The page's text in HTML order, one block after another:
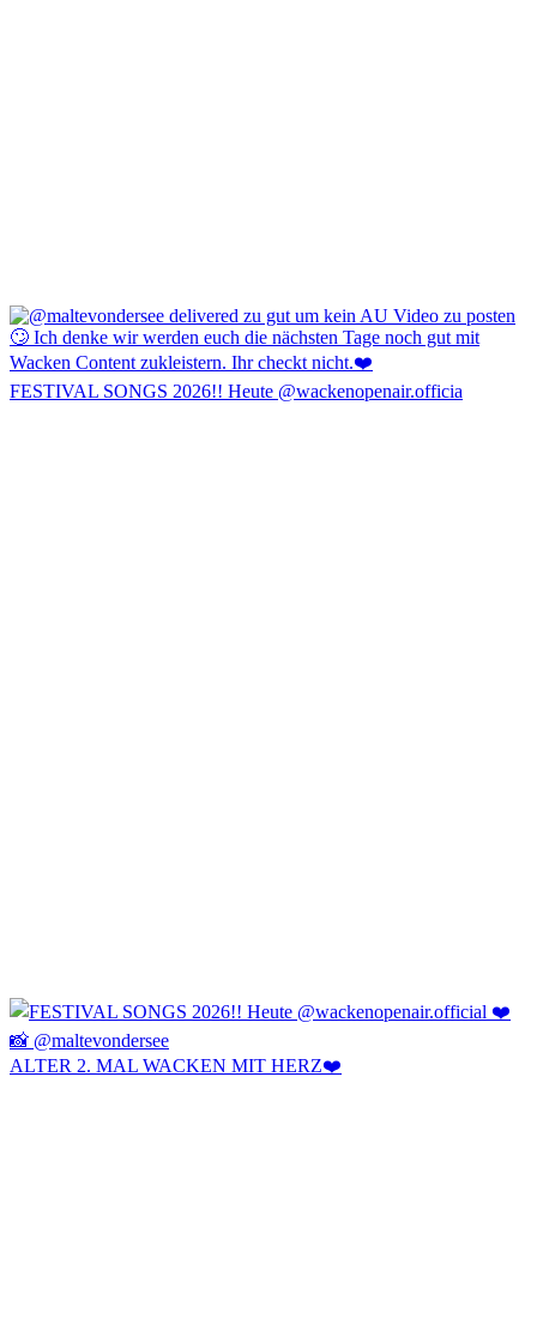
FESTIVAL SONGS 2026!! Heute @wackenopenair.officia
ALTER 2. MAL WACKEN MIT HERZ❤️